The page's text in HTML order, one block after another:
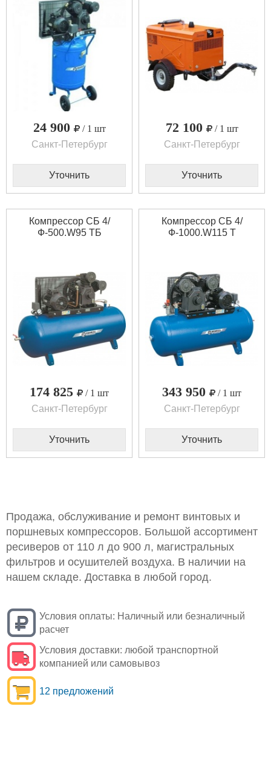
24 900
/ 1 шт
Санкт-Петербург
Уточнить
72 100
/ 1 шт
Санкт-Петербург
Уточнить
Компрессор СБ 4/
Ф-500.W95 ТБ
174 825
/ 1 шт
Санкт-Петербург
Уточнить
Компрессор СБ 4/
Ф-1000.W115 T
343 950
/ 1 шт
Санкт-Петербург
Уточнить
Продажа, обслуживание и ремонт винтовых и
поршневых компрессоров. Большой ассортимент
ресиверов от 110 л до 900 л, магистральных
фильтров и осушителей воздуха. В наличии на
нашем складе. Доставка в любой город.
Условия оплаты: Наличный или безналичный
расчет
Условия доставки: любой транспортной
компанией или самовывоз
12 предложений